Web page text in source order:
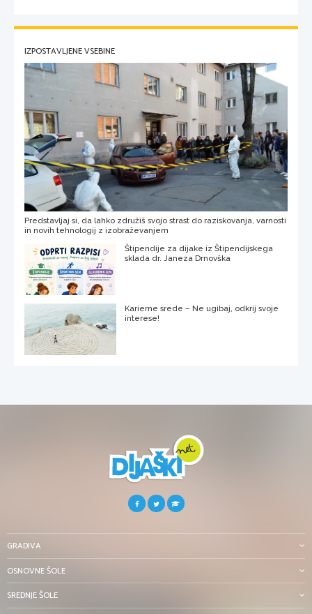
IZPOSTAVLJENE VSEBINE
Predstavljaj si, da lahko združiš svojo strast do raziskovanja, varnosti
in novih tehnologij z izobraževanjem
Štipendije za dijake iz Štipendijskega
sklada dr. Janeza Drnovška
Karierne srede – Ne ugibaj, odkrij svoje
interese!
GRADIVA
OSNOVNE ŠOLE
SREDNJE ŠOLE